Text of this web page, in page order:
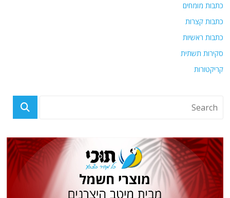
כתבות מומחים
כתבות קצרות
כתבות ראשיות
סקירות תשתית
קריקטורות